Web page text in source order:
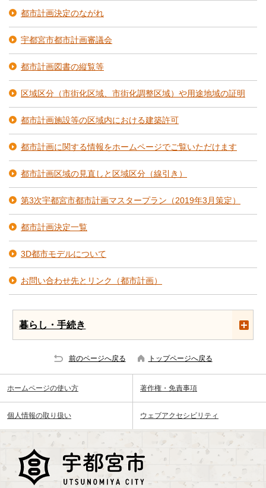
都市計画決定のながれ
宇都宮市都市計画審議会
都市計画図書の縦覧等
区域区分（市街化区域、市街化調整区域）や用途地域の証明
都市計画施設等の区域内における建築許可
都市計画に関する情報をホームページでご覧いただけます
都市計画区域の見直しと区域区分（線引き）
第3次宇都宮市都市計画マスタープラン（2019年3月策定）
都市計画決定一覧
3D都市モデルについて
お問い合わせ先とリンク（都市計画）
暮らし・手続き
前のページへ戻る トップページへ戻る
ホームページの使い方 著作権・免責事項
個人情報の取り扱い ウェブアクセシビリティ